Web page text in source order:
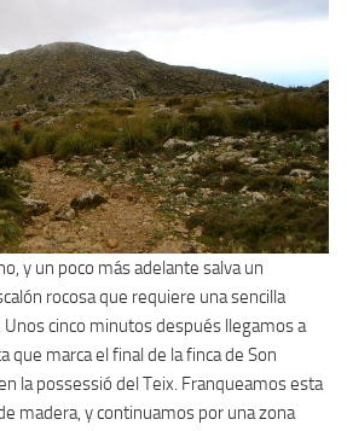
y un poco más adelante salva un
rocosa que requiere una sencilla
Unos cinco minutos después llegamos a
que marca el final de la finca de Son
la possessió del Teix. Franqueamos esta
madera, y continuamos por una zona